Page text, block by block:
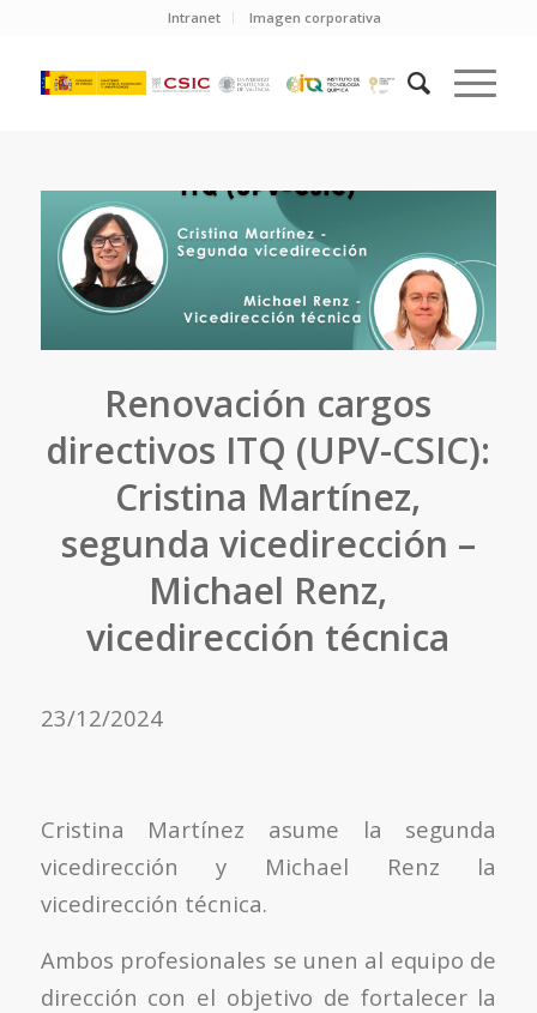
Intranet Imagen corporativa
Renovación cargos
directivos ITQ (UPV-CSIC):
Cristina Martínez,
segunda vicedirección –
Michael Renz,
vicedirección técnica
23/12/2024
Cristina Martínez asume la segunda
vicedirección y Michael Renz la
vicedirección técnica.
Ambos profesionales se unen al equipo de
dirección con el objetivo de fortalecer la